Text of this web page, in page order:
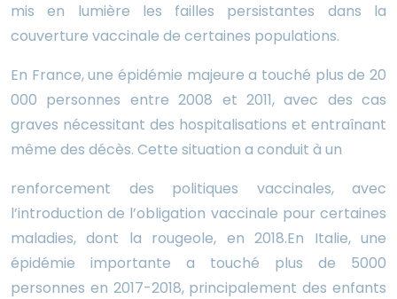
mis en lumière les failles persistantes dans la
couverture vaccinale de certaines populations.
En France, une épidémie majeure a touché plus de 20
000 personnes entre 2008 et 2011, avec des cas
graves nécessitant des hospitalisations et entraînant
même des décès. Cette situation a conduit à un
renforcement des politiques vaccinales, avec
l’introduction de l’obligation vaccinale pour certaines
maladies, dont la rougeole, en 2018.En Italie, une
épidémie importante a touché plus de 5000
personnes en 2017-2018, principalement des enfants